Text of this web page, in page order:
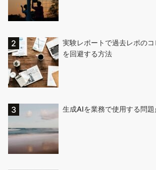
実験レポートで過去レポの
を回避する方法
生成AIを業務で使用する問